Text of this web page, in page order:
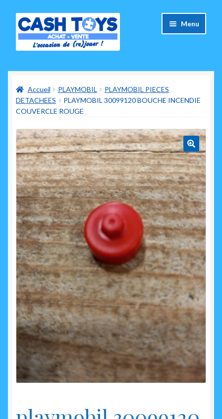
Aller
à
Aller
au
contenu
Menu
Carte Cadeau
Panier
Mes commandes
Mon compte
A propos de nous
Ouvrir
le
menu
enfant
Accueil PLAYMOBIL
PLAYMOBIL PIECES
DETACHEES
PLAYMOBIL 30099120 BOUCHE INCENDIE
COUVERCLE ROUGE
🔍